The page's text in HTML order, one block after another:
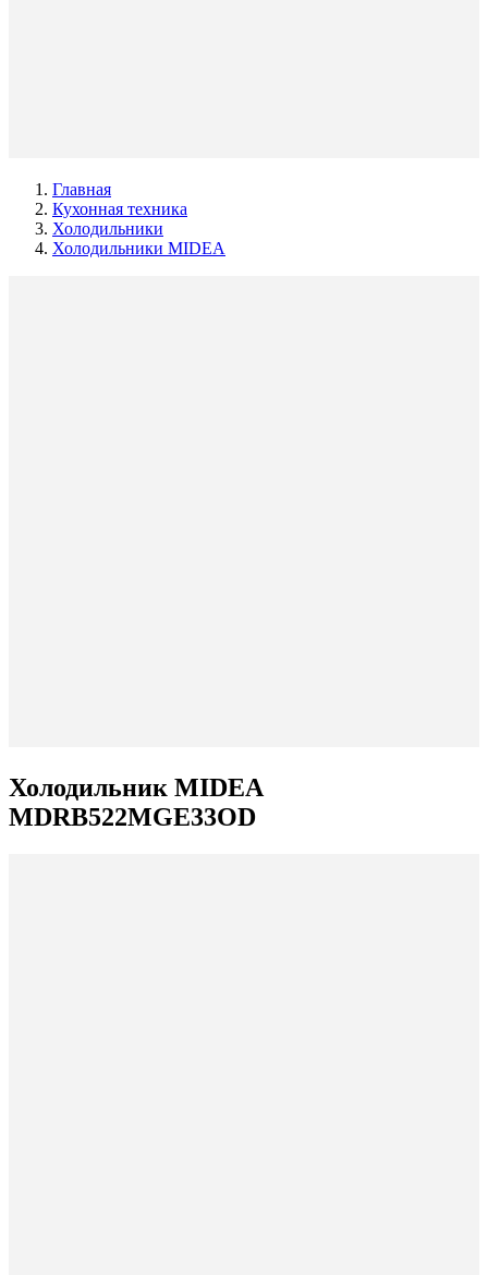
Главная
Кухонная техника
Холодильники
Холодильники MIDEA
Холодильник MIDEA
MDRB522MGE33OD